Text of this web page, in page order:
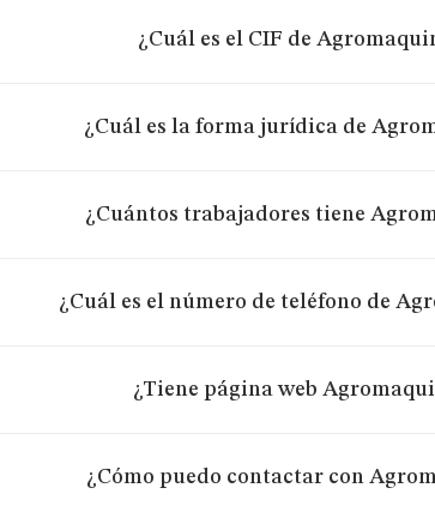
¿Cuál es el CIF de
¿Cuál es la forma jurídica de
¿Cuántos trabajadores tiene
¿Cuál es el número de teléfono de
¿Tiene página web
¿Cómo puedo contactar con